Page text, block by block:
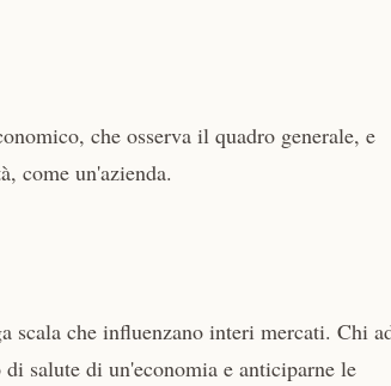
che osserva il quadro generale, e
come un'azienda.
scala che influenzano interi mercati. Chi
salute di un'economia e anticiparne le